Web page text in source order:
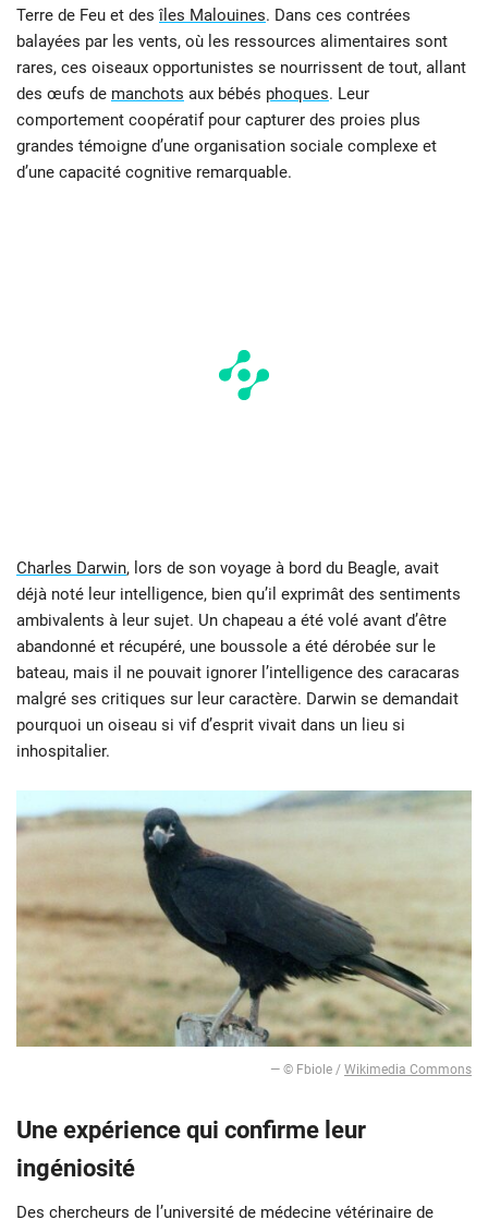
Terre de Feu et des îles Malouines. Dans ces contrées
balayées par les vents, où les ressources alimentaires sont
rares, ces oiseaux opportunistes se nourrissent de tout, allant
des œufs de manchots aux bébés phoques. Leur
comportement coopératif pour capturer des proies plus
grandes témoigne d’une organisation sociale complexe et
d’une capacité cognitive remarquable.
Charles Darwin, lors de son voyage à bord du Beagle, avait
déjà noté leur intelligence, bien qu’il exprimât des sentiments
ambivalents à leur sujet. Un chapeau a été volé avant d’être
abandonné et récupéré, une boussole a été dérobée sur le
bateau, mais il ne pouvait ignorer l’intelligence des caracaras
malgré ses critiques sur leur caractère. Darwin se demandait
pourquoi un oiseau si vif d’esprit vivait dans un lieu si
inhospitalier.
— © Fbiole / Wikimedia Commons
Une expérience qui confirme leur
ingéniosité
Des chercheurs de l’université de médecine vétérinaire de